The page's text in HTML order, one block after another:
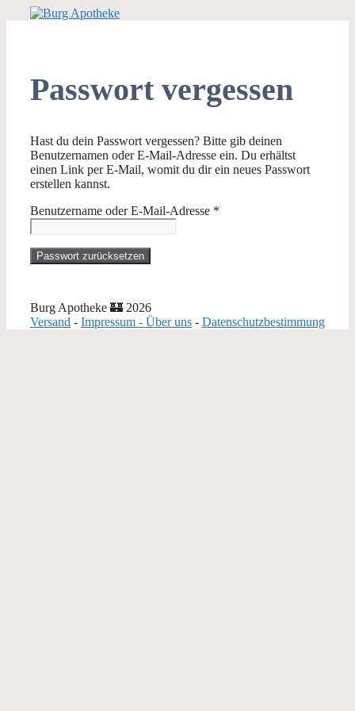
Passwort vergessen
Hast du dein Passwort vergessen? Bitte gib deinen
Benutzernamen oder E-Mail-Adresse ein. Du erhältst
einen Link per E-Mail, womit du dir ein neues Passwort
erstellen kannst.
Benutzername oder E-Mail-Adresse *
Passwort zurücksetzen
Burg Apotheke 🏰 2026
Versand - Impressum - Über uns - Datenschutzbestimmung